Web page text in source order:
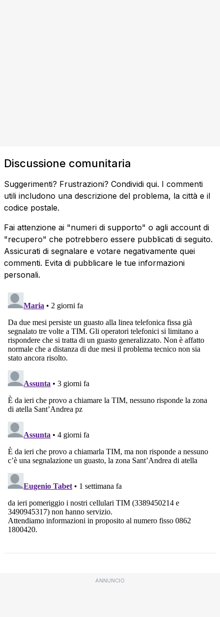
Discussione comunitaria
Suggerimenti? Frustrazioni? Condividi qui. I commenti
utili includono una descrizione del problema, la città e il
codice postale.
Fai attenzione ai "numeri di supporto" o agli account di
"recupero" che potrebbero essere pubblicati di seguito.
Assicurati di segnalare e votare negativamente quei
commenti. Evita di pubblicare le tue informazioni
personali.
ANNUNCIO